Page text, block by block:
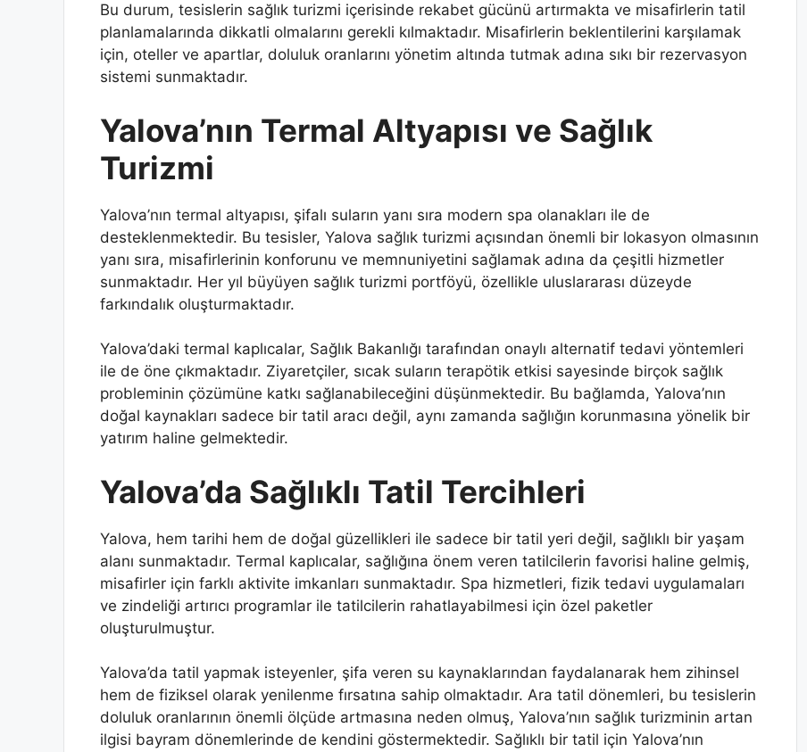
Bu durum, tesislerin sağlık turizmi içerisinde rekabet gücünü artırmakta ve misafirlerin tatil
planlamalarında dikkatli olmalarını gerekli kılmaktadır. Misafirlerin beklentilerini karşılamak
için, oteller ve apartlar, doluluk oranlarını yönetim altında tutmak adına sıkı bir rezervasyon
sistemi sunmaktadır.
Yalova’nın Termal Altyapısı ve Sağlık
Turizmi
Yalova’nın termal altyapısı, şifalı suların yanı sıra modern spa olanakları ile de
desteklenmektedir. Bu tesisler, Yalova sağlık turizmi açısından önemli bir lokasyon olmasının
yanı sıra, misafirlerinin konforunu ve memnuniyetini sağlamak adına da çeşitli hizmetler
sunmaktadır. Her yıl büyüyen sağlık turizmi portföyü, özellikle uluslararası düzeyde
farkındalık oluşturmaktadır.
Yalova’daki termal kaplıcalar, Sağlık Bakanlığı tarafından onaylı alternatif tedavi yöntemleri
ile de öne çıkmaktadır. Ziyaretçiler, sıcak suların terapötik etkisi sayesinde birçok sağlık
probleminin çözümüne katkı sağlanabileceğini düşünmektedir. Bu bağlamda, Yalova’nın
doğal kaynakları sadece bir tatil aracı değil, aynı zamanda sağlığın korunmasına yönelik bir
yatırım haline gelmektedir.
Yalova’da Sağlıklı Tatil Tercihleri
Yalova, hem tarihi hem de doğal güzellikleri ile sadece bir tatil yeri değil, sağlıklı bir yaşam
alanı sunmaktadır. Termal kaplıcalar, sağlığına önem veren tatilcilerin favorisi haline gelmiş,
misafirler için farklı aktivite imkanları sunmaktadır. Spa hizmetleri, fizik tedavi uygulamaları
ve zindeliği artırıcı programlar ile tatilcilerin rahatlayabilmesi için özel paketler
oluşturulmuştur.
Yalova’da tatil yapmak isteyenler, şifa veren su kaynaklarından faydalanarak hem zihinsel
hem de fiziksel olarak yenilenme fırsatına sahip olmaktadır. Ara tatil dönemleri, bu tesislerin
doluluk oranlarının önemli ölçüde artmasına neden olmuş, Yalova’nın sağlık turizminin artan
ilgisi bayram dönemlerinde de kendini göstermektedir. Sağlıklı bir tatil için Yalova’nın